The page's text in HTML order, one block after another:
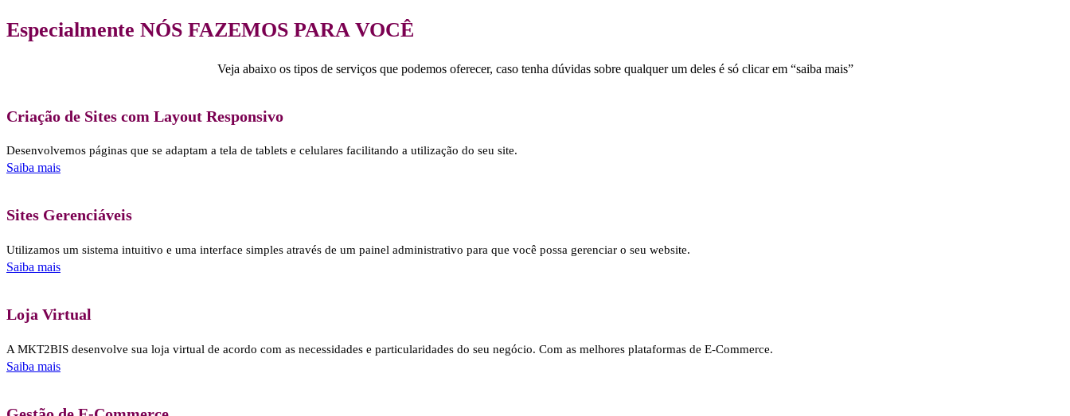
Especialmente NÓS FAZEMOS PARA VOCÊ
Veja abaixo os tipos de serviços que podemos oferecer, caso tenha dúvidas sobre qualquer um deles é só clicar em “saiba mais”
Criação de Sites com Layout Responsivo
Desenvolvemos páginas que se adaptam a tela de tablets e celulares facilitando a utilização do seu site.
Saiba mais
Sites Gerenciáveis
Utilizamos um sistema intuitivo e uma interface simples através de um painel administrativo para que você possa gerenciar o seu website.
Saiba mais
Loja Virtual
A MKT2BIS desenvolve sua loja virtual de acordo com as necessidades e particularidades do seu negócio. Com as melhores plataformas de E-Commerce.
Saiba mais